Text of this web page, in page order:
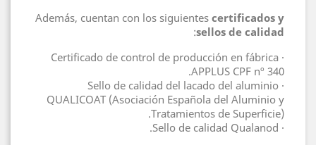
Además, cuentan con los siguientes certificados y
sellos de calidad
:
· Certificado de control de producción en fábrica
APPLUS CPF nº 340.
· Sello de calidad del lacado del aluminio
QUALICOAT (Asociación Española del Aluminio y
Tratamientos de Superficie).
· Sello de calidad Qualanod.